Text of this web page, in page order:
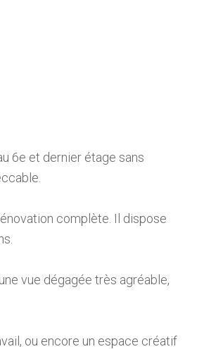
6e et dernier étage sans
complète. Il dispose
vue dégagée très agréable,
ou encore un espace créatif